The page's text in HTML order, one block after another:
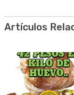
Artículos